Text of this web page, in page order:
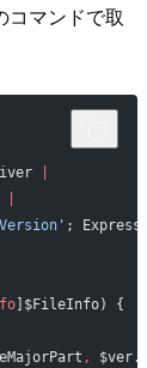
コマンドで取
;
]$FileInfo) {
,